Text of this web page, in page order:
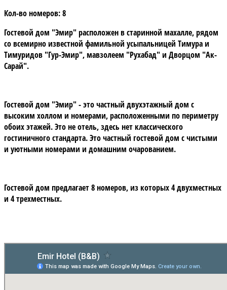
Кол-во номеров:8
Гостевой дом "Эмир"расположен в старинной махалле, рядом
со всемирно известной фамильной усыпальницей Тимура и
Тимуридов "Гур-Эмир", мавзолеем "Рухабад"и Дворцом "Ак-
Сарай".
Гостевой дом "Эмир"- это частный двухэтажный дом с
высоким холлом и номерами, расположенными по периметру
обоих этажей. Это не отель, здесь нет классического
гостиничного стандарта. Это частный гостевой дом с чистыми
и уютными номерами и домашним очарованием.
Гостевой дом предлагает 8 номеров, из которых 4 двухместных
и 4 трехместных.